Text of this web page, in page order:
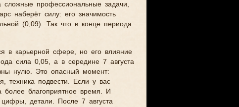
сложные профессиональные задачи,
наберёт силу: его значимость
(0,09). Так что в конце периода
в карьерной сфере, но его влияние
сила 0,05, а в середине 7 августа
нулю. Это опасный момент:
техника подвести. Если у вас
благоприятное время. И
детали. После 7 августа